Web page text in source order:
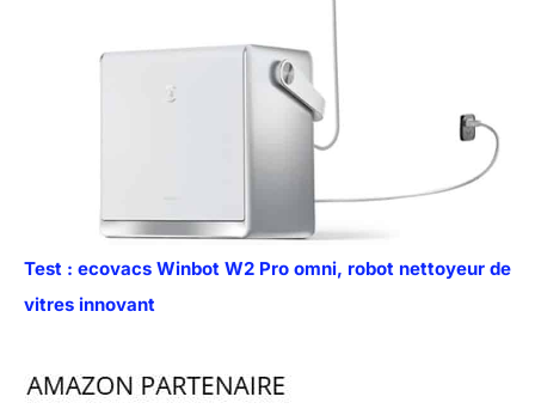
Test : ecovacs Winbot W2 Pro omni, robot nettoyeur de
vitres innovant